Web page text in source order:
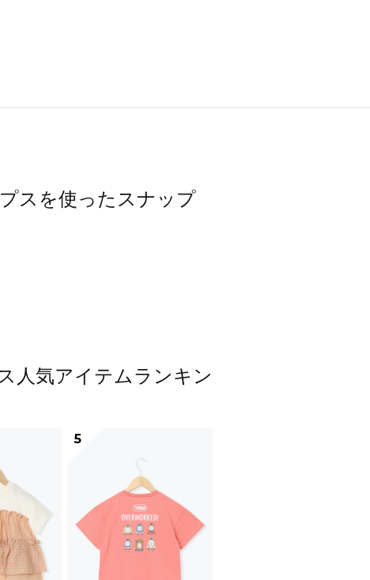
スを使ったスナップ
人気アイテムランキン
5